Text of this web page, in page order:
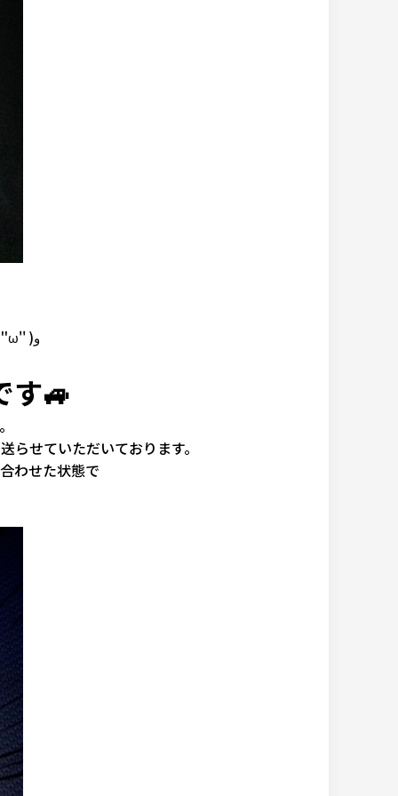
混雑もすごいので皆さまは余裕を持って移動し準備して行ってください٩( ''ω'' )و
す🚙
せていただいております。
わせた状態で